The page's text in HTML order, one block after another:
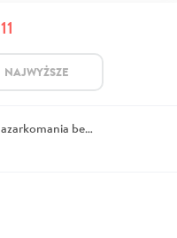
11
NAJWYŻSZE
Aleksandra Zomkowska (Bazarkomania bez granic)